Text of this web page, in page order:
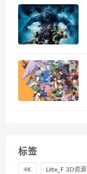
标签
4K Litte_F 3D资源